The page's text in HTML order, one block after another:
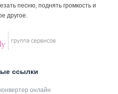
песню, поднять громкость и
другое.
ссылки
онлайн